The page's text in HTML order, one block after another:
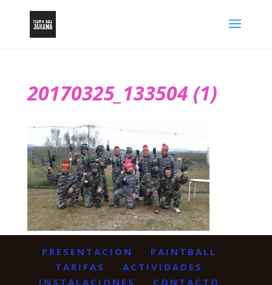
20170325_133504 (1)
PRESENTACION
PAINTBALL
TARIFAS
ACTIVIDADES
INSTALACIONES
CONTACTO